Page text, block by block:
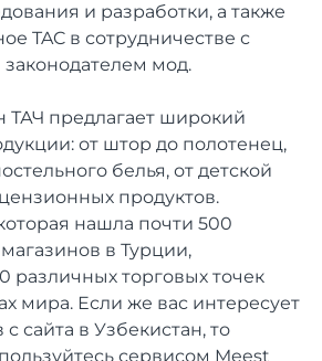
и разработки, а также
TAC в сотрудничестве с
мод.
ТАЧ предлагает широкий
от штор до полотенец,
белья, от детской
продуктов.
нашла почти 500
в Турции,
различных торговых точек
мира. Если же вас интересует
с сайта в Узбекистан, то
сервисом Meest